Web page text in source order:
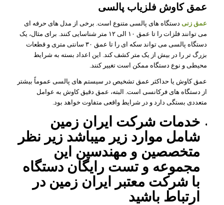
عمق کاوش فلزیاب پالسی
عمق زنیدستگاه‌ های پالسی متنوع است. برخی از مدل‌ های حرفه‌ ای
می‌ توانند فلزات را تا عمق ۱۰ الی ۱۲ متر شناسایی کنند. برای مثال، یک
دستگاه پالسی می‌ تواند سکه‌ ای را تا عمق ۳۰ سانتی‌ متری و قطعات
بزرگ‌ تر را در بیش از یک متر کشف کند. این اعداد بسته به شرایط
محیطی و نوع دستگاه ممکن است تغییر کنند.
عمق کاوش یا حداکثر عمق تشخیص در سیستم‌ های پالسی عموماً بیشتر
از دستگاه‌ های فرکانسی است. البته، عمق دقیق کاوش به عوامل
متعددی بستگی دارد و در شرایط واقعی متفاوت خواهد بود.
خدمات شرکت ایران زمین
شامل موارد زیر میباشد زیر نظر
متخصصین و مهندسین این
مجموعه و تست رایگان دستگاه
با شرکت معتبر ایران زمین در
ارتباط باشید